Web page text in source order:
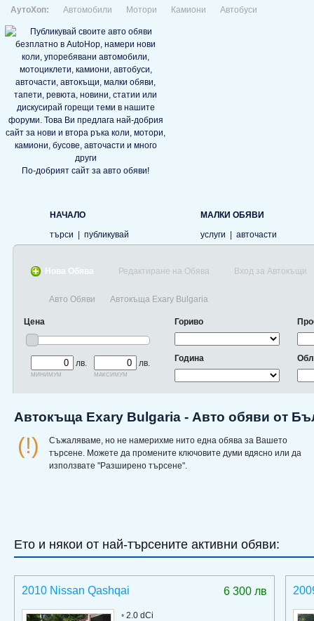
АутоХоп: Автомобили Мотори Камиони Автобуси
По-добрият сайт за авто обяви!
НАЧАЛО
търси
публикувай
МАЛКИ ОБЯВИ
услуги
авточасти
Нова Обява Редактиране на Обява Вход за Автокъщи
Авто Обяви Автокъща Exary Bulgaria
Цена
лв.
минимум
лв.
максимум
Гориво
Година
Автокъща Exary Bulgaria - Авто обяви от
(!)
Съжаляваме, но не намерихме нито една обява за Вашето
търсене. Можете да промените ключовите думи вдясно или да
използвате "Разширено търсене".
Ето и някои от най-търсените активни обяви:
6 300 лв
2010 Nissan Qashqai
• 2.0 dCi